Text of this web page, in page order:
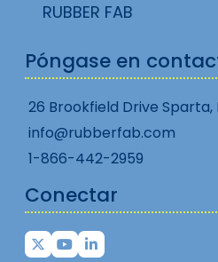
RUBBER FAB
Póngase en
26 Brookfield Drive Sparta,
info@rubberfab.com
1-866-442-2959
Conectar